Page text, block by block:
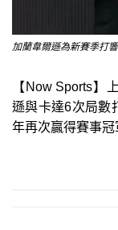
加蘭韋爾遜為新賽季打
【Now Sports】
遜與卡達6次局數
年再次贏得賽事冠